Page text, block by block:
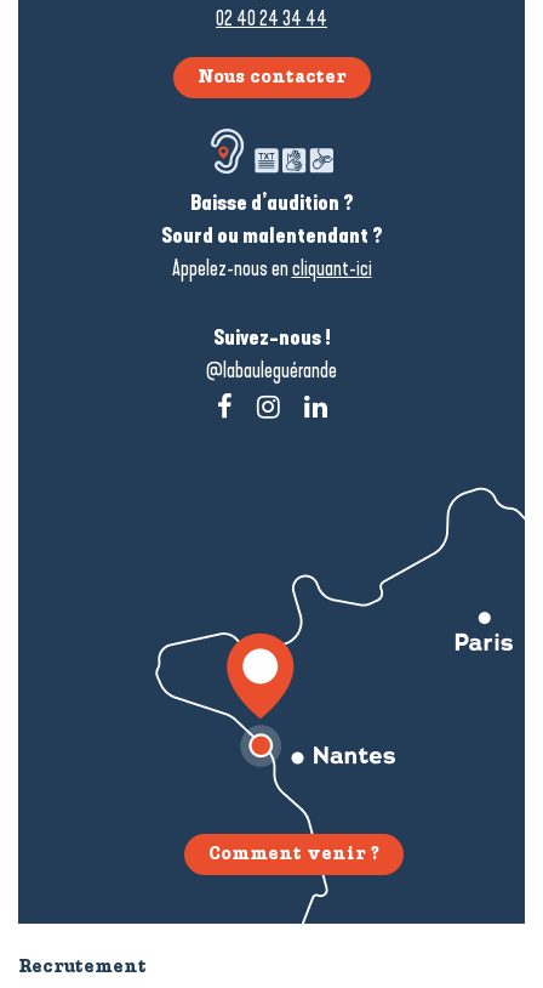
02 40 24 34 44
Nous contacter
Baisse d’audition ?
Sourd ou malentendant ?
Appelez-nous encliquant-ici
Suivez-nous !
@labauleguérande
Comment venir ?
Recrutement